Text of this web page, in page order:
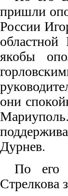
пришли
России
якобы
они
Дурнев.
По его
Стрелкова